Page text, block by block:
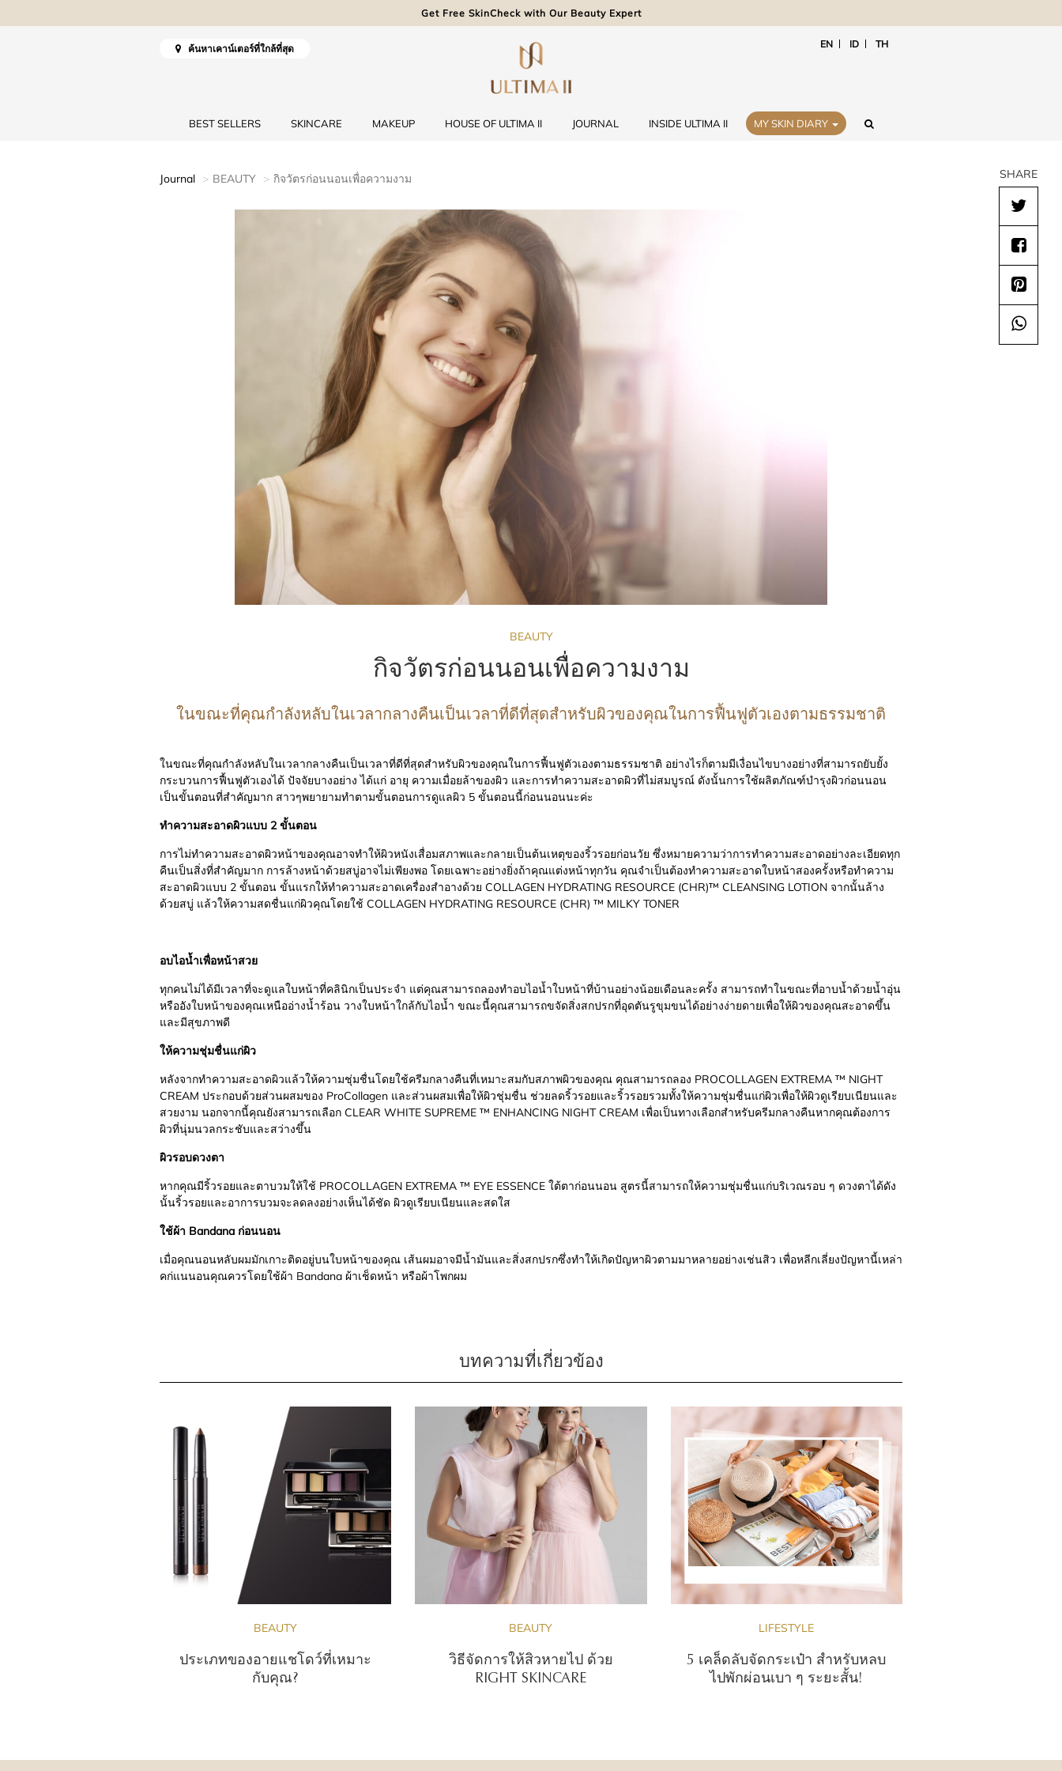
Get Free SkinCheck with Our Beauty Expert
ค้นหาเคาน์เตอร์ที่ใกล้ที่สุด EN ID TH
BEST SELLERS SKINCARE MAKEUP HOUSE OF ULTIMA II JOURNAL INSIDE ULTIMA II MY SKIN DIARY
Journal BEAUTY กิจวัตรก่อนนอนเพื่อความงาม
BEAUTY
กิจวัตรก่อนนอนเพื่อความงาม
ในขณะที่คุณกำลังหลับในเวลากลางคืนเป็นเวลาที่ดีที่สุดสำหรับผิวของคุณในการฟื้นฟูตัวเองตามธรรมชาติ
ในขณะที่คุณกำลังหลับในเวลากลางคืนเป็นเวลาที่ดีที่สุดสำหรับผิวของคุณในการฟื้นฟูตัวเองตามธรรมชาติ อย่างไรก็ตามมีเงื่อนไขบางอย่างที่สามารถยับยั้ง
กระบวนการฟื้นฟูตัวเองได้ ปัจจัยบางอย่าง ได้แก่ อายุ ความเมื่อยล้าของผิว และการทำความสะอาดผิวที่ไม่สมบูรณ์ ดังนั้นการใช้ผลิตภัณฑ์บำรุงผิวก่อนนอน
เป็นขั้นตอนที่สำคัญมาก สาวๆพยายามทำตามขั้นตอนการดูแลผิว 5 ขั้นตอนนี้ก่อนนอนนะค่ะ
ทำความสะอาดผิวแบบ 2 ขั้นตอน
การไม่ทำความสะอาดผิวหน้าของคุณอาจทำให้ผิวหนังเสื่อมสภาพและกลายเป็นต้นเหตุของริ้วรอยก่อนวัย ซึ่งหมายความว่าการทำความสะอาดอย่างละเอียดทุก
คืนเป็นสิ่งที่สำคัญมาก การล้างหน้าด้วยสบู่อาจไม่เพียงพอ โดยเฉพาะอย่างยิ่งถ้าคุณแต่งหน้าทุกวัน คุณจำเป็นต้องทำความสะอาดใบหน้าสองครั้งหรือทำความ
สะอาดผิวแบบ 2 ขั้นตอน ขั้นแรกให้ทำความสะอาดเครื่องสำอางด้วย COLLAGEN HYDRATING RESOURCE (CHR)™ CLEANSING LOTION จากนั้นล้าง
ด้วยสบู่ แล้วให้ความสดชื่นแก่ผิวคุณโดยใช้ COLLAGEN HYDRATING RESOURCE (CHR) ™ MILKY TONER
อบไอน้ำเพื่อหน้าสวย
ทุกคนไม่ได้มีเวลาที่จะดูแลใบหน้าที่คลินิกเป็นประจำ แต่คุณสามารถลองทำอบไอน้ำใบหน้าที่บ้านอย่างน้อยเดือนละครั้ง สามารถทำในขณะที่อาบน้ำด้วยน้ำอุ่น
หรืออังใบหน้าของคุณเหนืออ่างน้ำร้อน วางใบหน้าใกล้กับไอน้ำ ขณะนี้คุณสามารถขจัดสิ่งสกปรกที่อุดตันรูขุมขนได้อย่างง่ายดายเพื่อให้ผิวของคุณสะอาดขึ้น
และมีสุขภาพดี
ให้ความชุ่มชื่นแก่ผิว
หลังจากทำความสะอาดผิวแล้วให้ความชุ่มชื่นโดยใช้ครีมกลางคืนที่เหมาะสมกับสภาพผิวของคุณ คุณสามารถลอง PROCOLLAGEN EXTREMA ™ NIGHT
CREAM ประกอบด้วยส่วนผสมของ ProCollagen และส่วนผสมเพื่อให้ผิวชุ่มชื่น ช่วยลดริ้วรอยและริ้วรอยรวมทั้งให้ความชุ่มชื่นแก่ผิวเพื่อให้ผิวดูเรียบเนียนและ
สวยงาม นอกจากนี้คุณยังสามารถเลือก CLEAR WHITE SUPREME ™ ENHANCING NIGHT CREAM เพื่อเป็นทางเลือกสำหรับครีมกลางคืนหากคุณต้องการ
ผิวที่นุ่มนวลกระชับและสว่างขึ้น
ผิวรอบดวงตา
หากคุณมีริ้วรอยและตาบวมให้ใช้ PROCOLLAGEN EXTREMA ™ EYE ESSENCE ใต้ตาก่อนนอน สูตรนี้สามารถให้ความชุ่มชื่นแก่บริเวณรอบ ๆ ดวงตาได้ดัง
นั้นริ้วรอยและอาการบวมจะลดลงอย่างเห็นได้ชัด ผิวดูเรียบเนียนและสดใส
ใช้ผ้า Bandana ก่อนนอน
เมื่อคุณนอนหลับผมมักเกาะติดอยู่บนใบหน้าของคุณ เส้นผมอาจมีน้ำมันและสิ่งสกปรกซึ่งทำให้เกิดปัญหาผิวตามมาหลายอย่างเช่นสิว เพื่อหลีกเลี่ยงปัญหานี้เหล่า
คก่แนนอนคุณควรโดยใช้ผ้า Bandana ผ้าเช็ดหน้า หรือผ้าโพกผม
SHARE
บทความที่เกี่ยวข้อง
BEAUTY
ประเภทของอายแชโดว์ที่เหมาะ
กับคุณ?
BEAUTY
วิธีจัดการให้สิวหายไป ด้วย
RIGHT SKINCARE
LIFESTYLE
5 เคล็ดลับจัดกระเป๋า สำหรับหลบ
ไปพักผ่อนเบา ๆ ระยะสั้น!